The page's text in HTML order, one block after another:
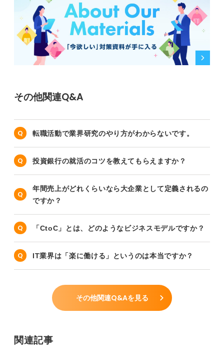
その他関連Q&A
転職活動で業界研究のやり方がわからないです。
投資銀行の就活のコツを教えてもらえますか？
年間売上がどれくらいなら大企業として定義されるの
ですか？
「CtoC」とは、どのようなビジネスモデルですか？
IT業界は「楽に働ける」というのは本当ですか？
その他関連Q&Aを見る
関連記事